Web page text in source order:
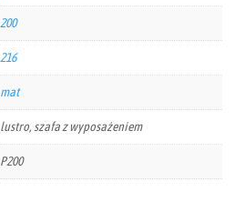
200
216
mat
lustro, szafa z wyposażeniem
P200